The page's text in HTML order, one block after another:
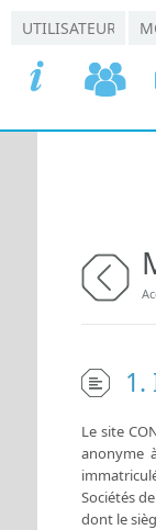
Le site
anonyme
Sociétés
dont le